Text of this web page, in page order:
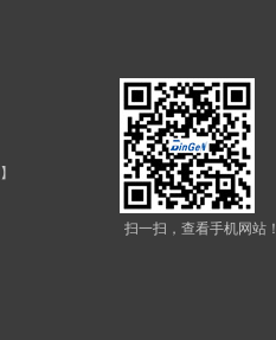
扫一扫，查看手机网站！
】